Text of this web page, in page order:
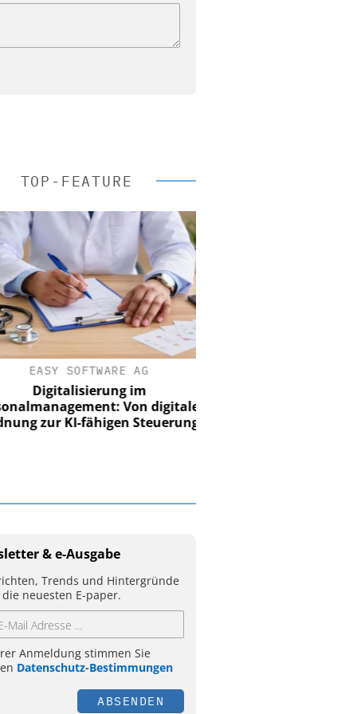
TOP-FEATURE
EASY SOFTWARE AG
Digitalisierung im
Von digitaler
zur KI-fähigen Steuerung
& e-Ausgabe
Trends und Hintergründe
neuesten E-paper.
Anmeldung stimmen Sie
Datenschutz-Bestimmungen
ABSENDEN